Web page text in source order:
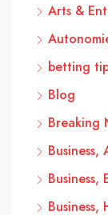
Arts &
betting
Blog
Breaking
Business,
Business,